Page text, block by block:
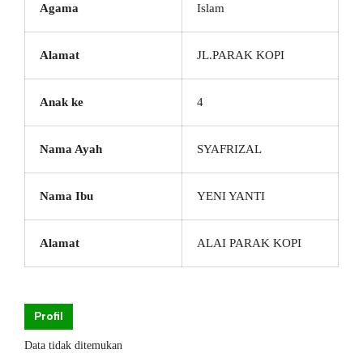
Agama Islam
Alamat JL.PARAK KOPI
Anak ke 4
Nama Ayah SYAFRIZAL
Nama Ibu YENI YANTI
Alamat ALAI PARAK KOPI
Profil
Data tidak ditemukan